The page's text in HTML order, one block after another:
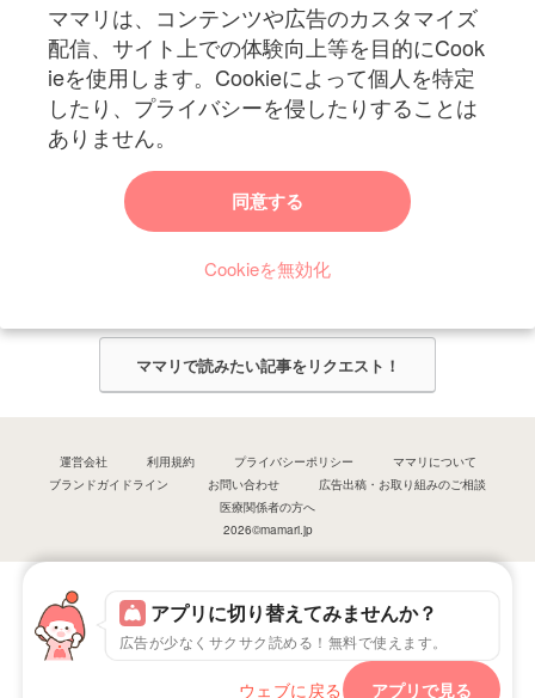
アプリに切り替えてみませんか？
広告が少なくサクサク読める！無料で使えます。
ウェブに戻る アプリで見る
ママリは、コンテンツや広告のカスタマイズ
配信、サイト上での体験向上等を目的にCook
ieを使用します。Cookieによって個人を特定
したり、プライバシーを侵したりすることは
ありません。
同意する
Cookieを無効化
妊娠〜子育て中のお役立ち情報を配信中
ママリからのお知らせ
ママリ編集部がみなさんのご意見をもとに記事を作成させていただきま
ママリで読みたい記事をリクエスト！
運営会社 利用規約 プライバシーポリシー
ママリについて
ブランドガイドライン
お問い合わせ
広告出稿・お取り組みのご相談
医療関係者の方へ
2026©mamari.jp